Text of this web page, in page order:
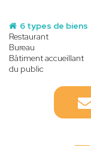
6 types de biens
Restaurant
Bureau
Bâtiment accueillant
du public